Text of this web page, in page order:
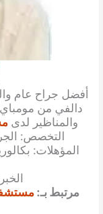
أفضل جراح عام
دالفي من
والمناظير لدى
التخصص:
المؤهلات:
مرتبط بـ: